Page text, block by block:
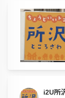
i2U所